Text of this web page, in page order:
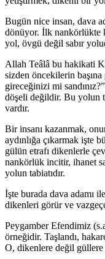
Bugün nice insan, dava
dönüyor. İlk nankörlükte
yol, övgü değil sabır
Allah Teâlâ bu hakikati
sizden öncekilerin başına
gireceğinizi mi
döşeli değildir. Bu yolun
vardır.
Bir insanı kazanmak,
aydınlığa çıkarmak işte
gülün etrafı dikenlerle
nankörlük incitir, ihanet
yolun tabiatıdır.
İşte burada dava adamı
dikenleri görür ve
Peygamber Efendimiz
örneğidir. Taşlandı,
O, dikenlere değil güllere